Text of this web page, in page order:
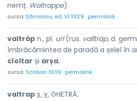
nemț. Waltrappe).
sursa:Șăineanu, ed. VI 1929 permalink
valtráp n., pl. urĭ(rus. valĭtráp, d.
îmbrăcămintea de paradă a șeleĭ în
cĭoltar și arșa.
sursa: Scriban 1939 permalink
valtrap s. v. GHETRĂ.